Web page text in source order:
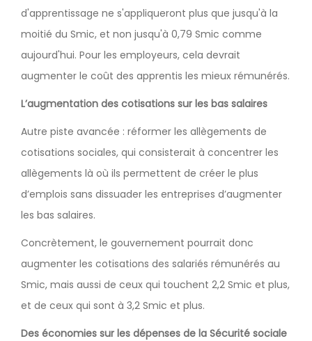
d'apprentissage ne s'appliqueront plus que jusqu'à la
moitié du Smic, et non jusqu'à 0,79 Smic comme
aujourd'hui. Pour les employeurs, cela devrait
augmenter le coût des apprentis les mieux rémunérés.
L’augmentation des cotisations sur les bas salaires
Autre piste avancée : réformer les allègements de
cotisations sociales, qui consisterait à concentrer les
allègements là où ils permettent de créer le plus
d’emplois sans dissuader les entreprises d’augmenter
les bas salaires.
Concrètement, le gouvernement pourrait donc
augmenter les cotisations des salariés rémunérés au
Smic, mais aussi de ceux qui touchent 2,2 Smic et plus,
et de ceux qui sont à 3,2 Smic et plus.
Des économies sur les dépenses de la Sécurité sociale